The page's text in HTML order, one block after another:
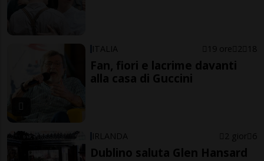
ITALIA 19 ore 2 18
Fan, fiori e lacrime davanti
alla casa di Guccini
IRLANDA 2 gior 6
Dublino saluta Glen Hansard